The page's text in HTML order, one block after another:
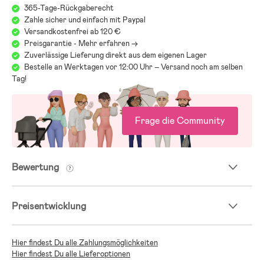
365-Tage-Rückgaberecht
Zahle sicher und einfach mit Paypal
Versandkostenfrei ab 120 €
Preisgarantie - Mehr erfahren ->
Zuverlässige Lieferung direkt aus dem eigenen Lager
Bestelle an Werktagen vor 12:00 Uhr – Versand noch am selben
Tag!
Frage die Community
Bewertung
Preisentwicklung
Hier findest Du alle Zahlungsmöglichkeiten
Hier findest Du alle Lieferoptionen